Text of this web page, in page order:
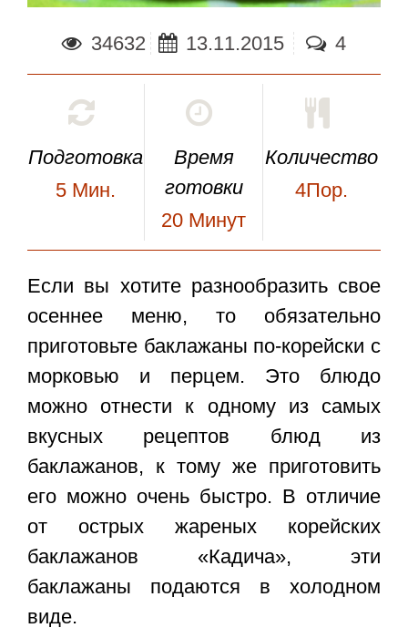
34632 13.11.2015 4
Подготовка
5 Мин.
Время
готовки
20 Минут
Количество
4Пор.
Если вы хотите разнообразить свое
осеннее меню, то обязательно
приготовьте баклажаны по-корейски с
морковью и перцем. Это блюдо
можно отнести к одному из самых
вкусных рецептов блюд из
баклажанов, к тому же приготовить
его можно очень быстро. В отличие
от острых жареных корейских
баклажанов «Кадича», эти
баклажаны подаются в холодном
виде.